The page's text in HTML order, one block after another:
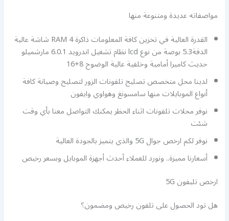
مواصفاته عديدة ومتنوعة منها
القدرة العالية في تخزين كافة المعلومات ذاكرة RAM 4 شاشة عالية
الدقة5.3 بوصة من نوع lcd نظام تشغيل اندرويد 6.0.1 مارشميلو
حديث كاميرا أمامية وخلفية عالية الوضوح 8+16
لدينا محل متخصص تصليح تلفونات الزور لتصليح وصيانة كافة
أنواع الموبايلات منها سامسونغ وهواوي وايفون
نوفر محلات تلفونات اثناء الحظر يمكنك التواصل معنا بأي وقت
شئت
نوفر لكم ارخص جوال 5G والذي يتميز بالجودة العالية
أسعارنا مميزة.. ونورد للعملاء أحدث أجهزة الموبايل وبسعر رخيص
ارخص تليفون 5G
هل تود الحصول على تلفون رخيص ومضمون؟